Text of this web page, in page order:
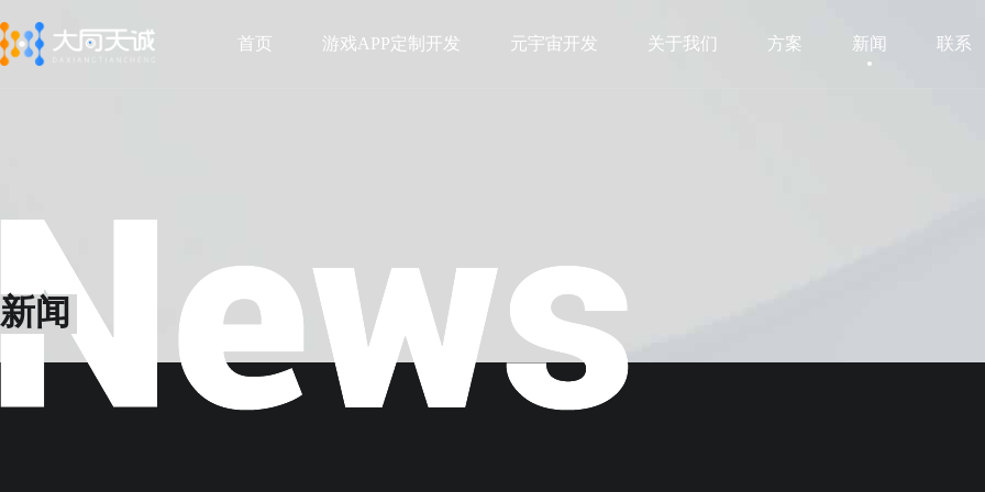
首页 游戏APP定制开发 元宇宙开发 关于我们 方案 新闻 联系
新闻